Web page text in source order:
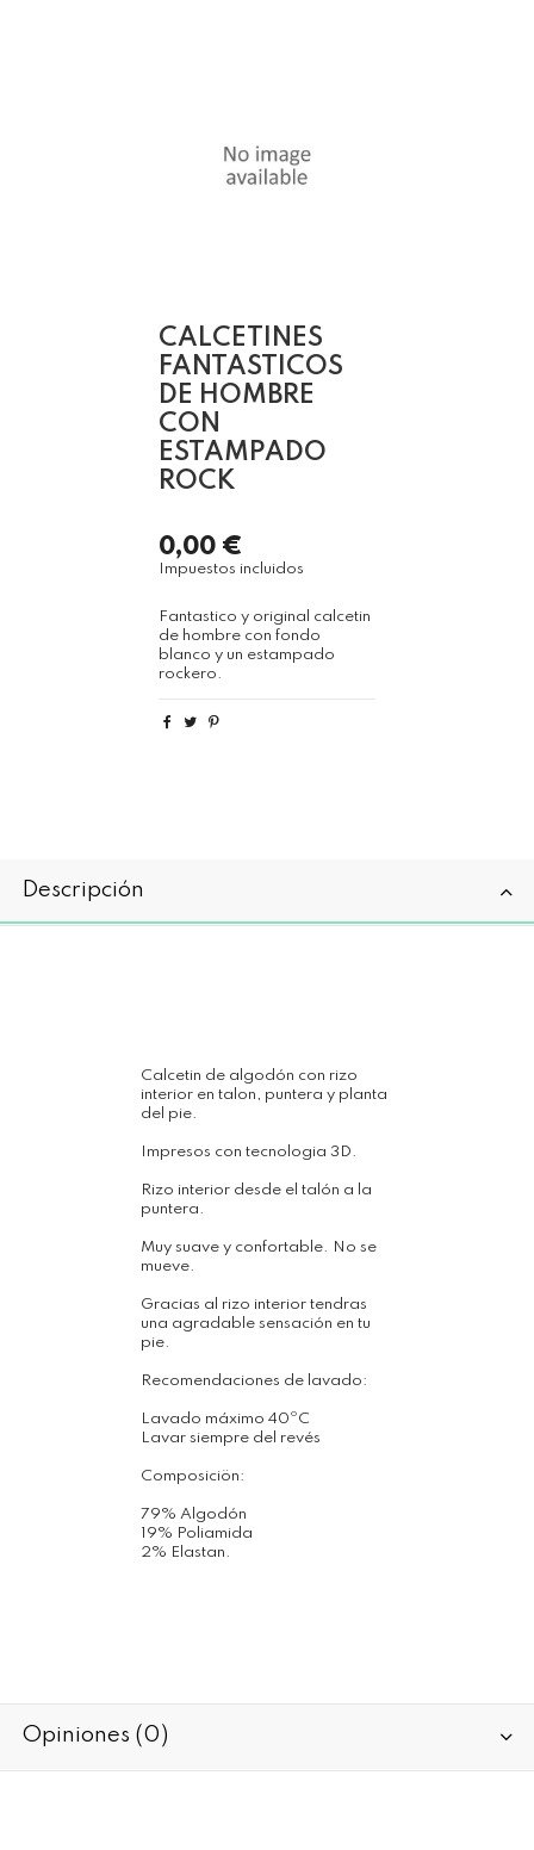
CALCETINES
FANTASTICOS
DE HOMBRE
CON
ESTAMPADO
ROCK
0,00 €
Impuestos incluidos
Fantastico y original calcetin
de hombre con fondo
blanco y un estampado
rockero.
Descripción
Calcetin de algodón con rizo
interior en talon, puntera y planta
del pie.
Impresos con tecnologia 3D.
Rizo interior desde el talón a la
puntera.
Muy suave y confortable. No se
mueve.
Gracias al rizo interior tendras
una agradable sensación en tu
pie.
Recomendaciones de lavado:
Lavado máximo 40ºC
Lavar siempre del revés
Composiciön:
79% Algodón
19% Poliamida
2% Elastan.
Opiniones (0)